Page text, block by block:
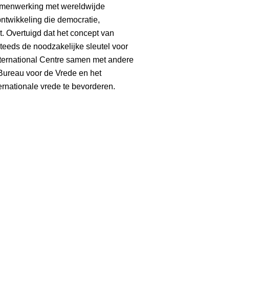
met wereldwijde
die democratie,
Overtuigd dat het concept van
de noodzakelijke sleutel voor
Centre samen met andere
voor de Vrede en het
vrede te bevorderen.